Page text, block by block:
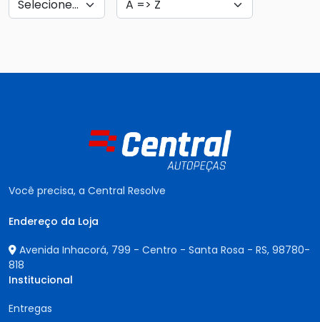
Você precisa, a Central Resolve
Endereço da Loja
Avenida Inhacorá, 799 - Centro - Santa Rosa - RS, 98780-
818
Institucional
Entregas